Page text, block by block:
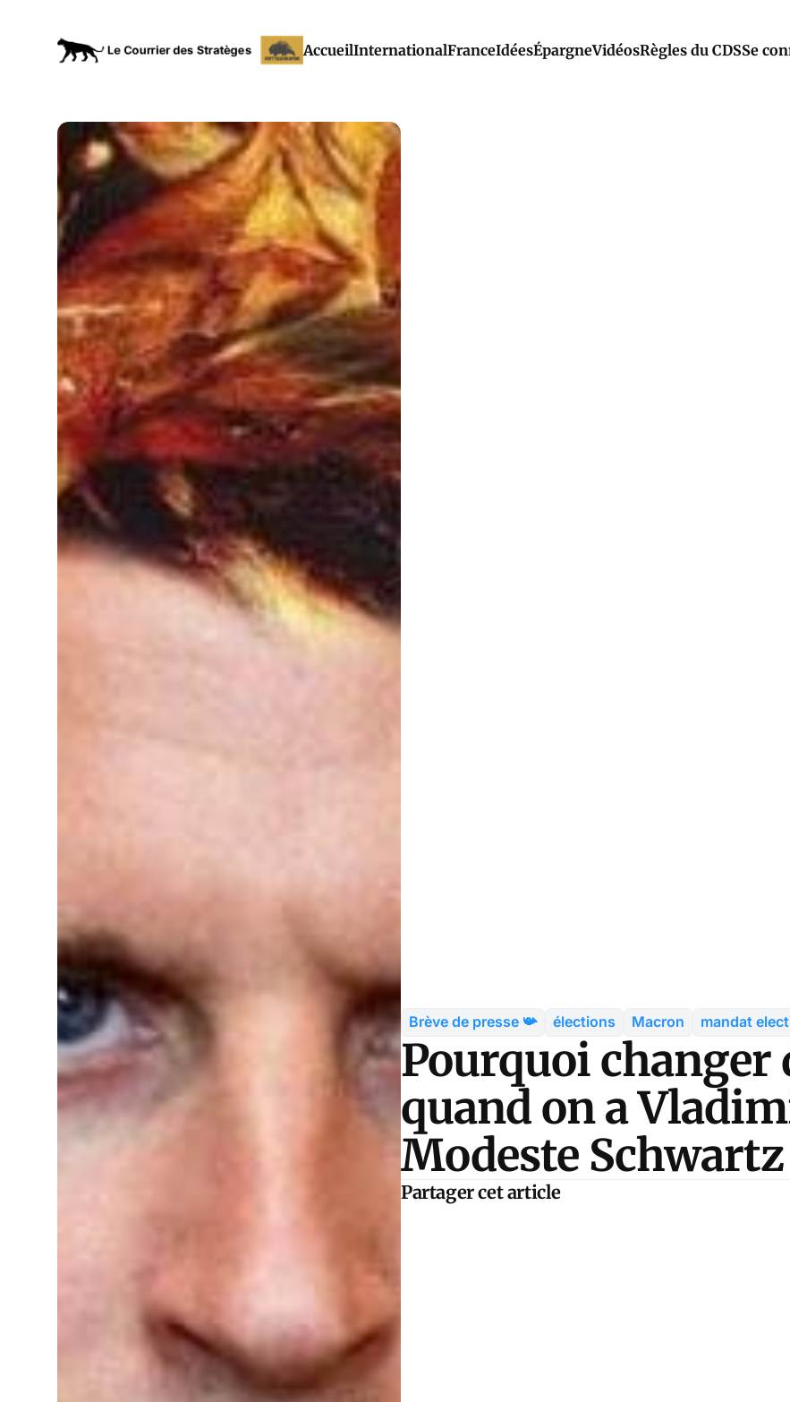
AccueilInternationalFranceIdéesÉpargneVidéosRègles du CDSSe
Brève de presse 📯 élections Macron mandat
Pourquoi changer
quand on a
Modeste Schwartz
Partager cet article